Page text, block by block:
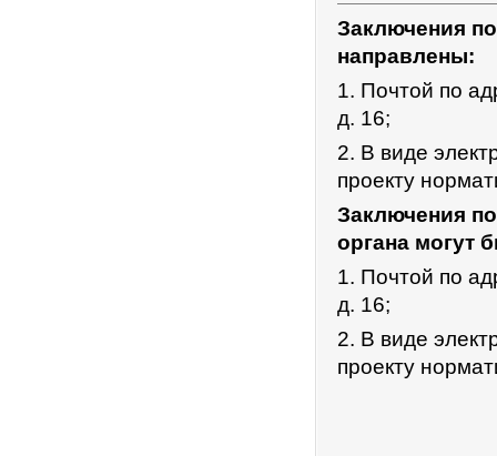
Заключения
направлены:
1. Почтой по
д. 16;
2. В виде
проекту
Заключения
органа могут
1. Почтой по
д. 16;
2. В виде
проекту